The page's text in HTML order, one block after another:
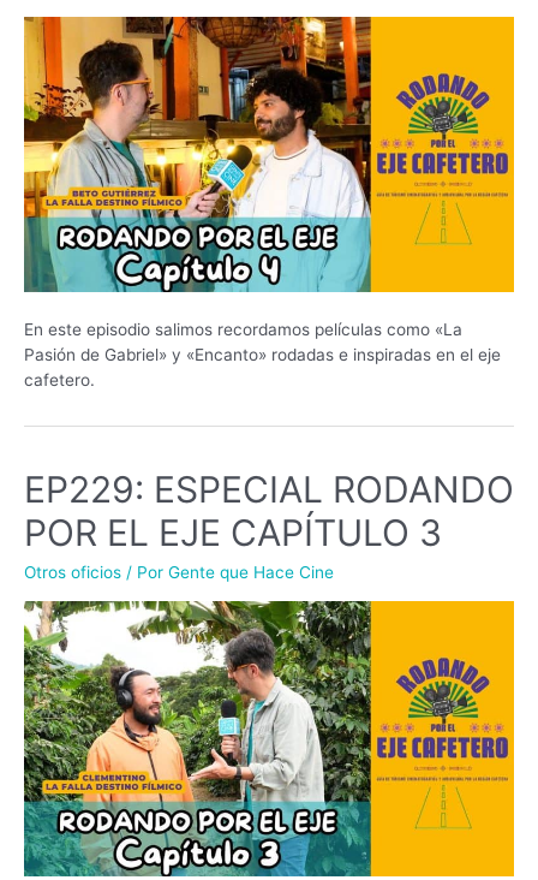
En este episodio salimos recordamos películas como «La
Pasión de Gabriel» y «Encanto» rodadas e inspiradas en el eje
cafetero.
EP229: ESPECIAL RODANDO
POR EL EJE CAPÍTULO 3
Otros oficios / Por Gente que Hace Cine